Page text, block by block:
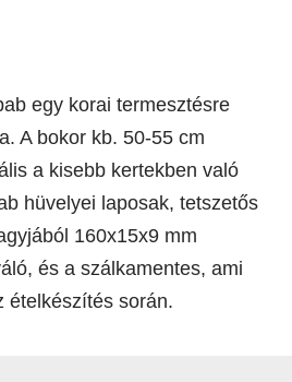
egy korai termesztésre
A bokor kb. 50-55 cm
a kisebb kertekben való
hüvelyei laposak, tetszetős
160x15x9 mm
és a szálkamentes, ami
ételkészítés során.